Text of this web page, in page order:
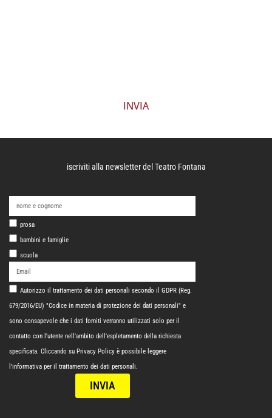
INVIA
iscriviti alla newsletter del Teatro Fontana
prosa
bambini e famiglie
scuola
Autorizzo il trattamento dei dati personali secondo il GDPR (Reg.
679/2016/EU) "Codice in materia di protezione dei dati personali" e
sono consapevole che i dati forniti verranno utilizzati solo per il
contatto con l'utente nell'ambito dell'espletamento della richiesta
specificata. Cliccando su Privacy Policy è possibile leggere
l'informativa per il trattamento dei dati personali.
INVIA